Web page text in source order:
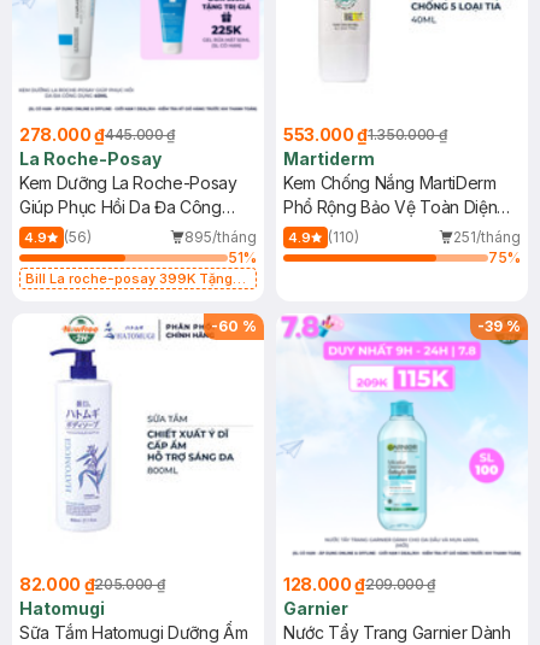
278.000 ₫445.000 ₫
La Roche-Posay
Kem Dưỡng La Roche-Posay
Giúp Phục Hồi Da Đa Công
Dụng 40ml
4.9 (56)
895/tháng
51%
Bill La roche-posay 399K Tặng
(SL có hạn)
553.000 ₫1.350.000 ₫
Martiderm
Kem Chống Nắng MartiDerm
Phổ Rộng Bảo Vệ Toàn Diện
40ml
4.9 (110)
251/tháng
75%
-60 %
82.000 ₫205.000 ₫
Hatomugi
Sữa Tắm Hatomugi Dưỡng Ẩm
-39%
128.000 ₫209.000 ₫
Garnier
Nước Tẩy Trang Garnier Dành